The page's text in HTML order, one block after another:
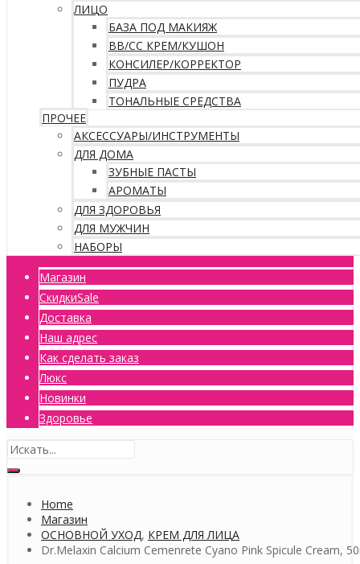
ЛИЦО
БАЗА ПОД МАКИЯЖ
ВВ/CC КРЕМ/КУШОН
КОНСИЛЕР/КОРРЕКТОР
ПУДРА
ТОНАЛЬНЫЕ СРЕДСТВА
ПРОЧЕЕ
АКСЕССУАРЫ/ИНСТРУМЕНТЫ
ДЛЯ ДОМА
ЗУБНЫЕ ПАСТЫ
АРОМАТЫ
ДЛЯ ЗДОРОВЬЯ
ДЛЯ МУЖЧИН
НАБОРЫ
Магазин
СкидкиSale
Доставка
Наш адрес
Как сделать заказ
Люкс
Новинки
Здоровье
Home
Магазин
ОСНОВНОЙ УХОД, КРЕМ ДЛЯ ЛИЦА
Dr.Melaxin Calcium Cemenrete Cyano Pink Spicule Cream,